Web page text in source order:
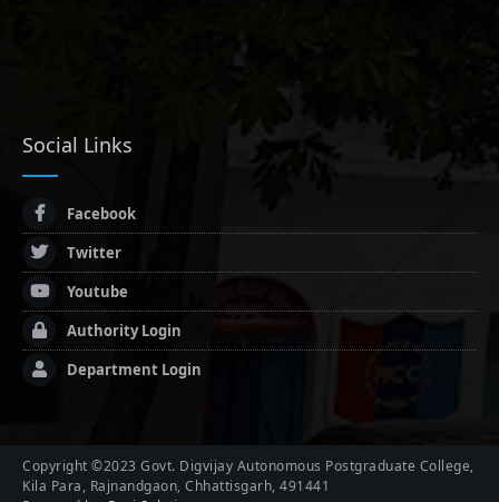
Social Links
Facebook
Twitter
Youtube
Authority Login
Department Login
Copyright ©2023 Govt. Digvijay Autonomous Postgraduate College,
Kila Para, Rajnandgaon, Chhattisgarh, 491441